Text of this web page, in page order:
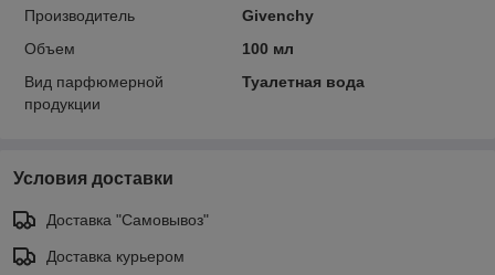
Производитель
Givenchy
Объем
100 мл
Вид парфюмерной
продукции
Туалетная вода
Условия доставки
Доставка "Самовывоз"
Доставка курьером